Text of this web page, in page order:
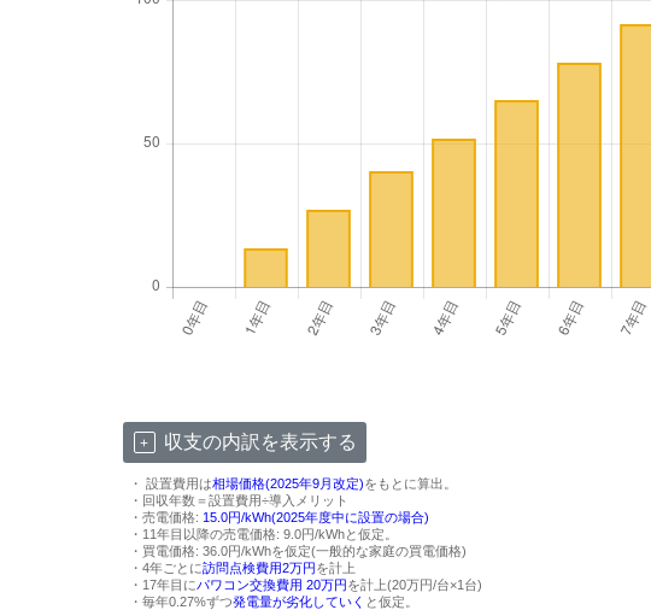
収支の内訳を表示する
・ 設置費用は相場価格(2025年9月改定)をもとに算出。
・回収年数＝設置費用÷導入メリット
・売電価格: 15.0円/kWh(2025年度中に設置の場合)
・11年目以降の売電価格: 9.0円/kWhと仮定。
・買電価格: 36.0円/kWhを仮定(一般的な家庭の買電価格)
・4年ごとに訪問点検費用2万円を計上
・17年目にパワコン交換費用 20万円を計上(20万円/台×1台)
・毎年0.27%ずつ発電量が劣化していく と仮定。